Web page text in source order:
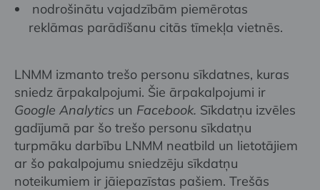
nodrošinātu vajadzībām piemērotas
reklāmas parādīšanu citās tīmekļa vietnēs.
LNMM izmanto trešo personu sīkdatnes, kuras
sniedz ārpakalpojumi. Šie ārpakalpojumi ir
Google Analytics un Facebook. Sīkdatņu izvēles
gadījumā par šo trešo personu sīkdatņu
turpmāku darbību LNMM neatbild un lietotājiem
ar šo pakalpojumu sniedzēju sīkdatņu
noteikumiem ir jāiepazīstas pašiem. Trešās